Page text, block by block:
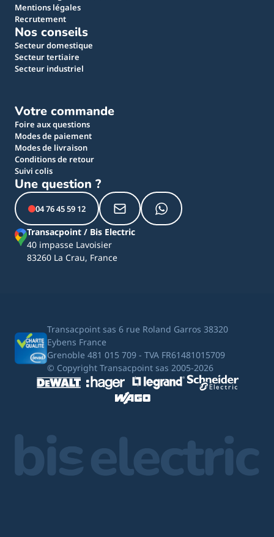
Mentions légales
Recrutement
Nos conseils
Secteur domestique
Secteur tertiaire
Secteur industriel
Votre commande
Foire aux questions
Modes de paiement
Modes de livraison
Conditions de retour
Suivi colis
Une question ?
04 76 45 59 12
Transacpoint / Bis Electric
40 impasse Lavoisier
83260 La Crau, France
Transacpoint sas 6 rue Roland Garros 38320
Eybens France
Grenoble 481 015 709 - TVA FR61481015709
© Copyright Transacpoint sas 2005-2026